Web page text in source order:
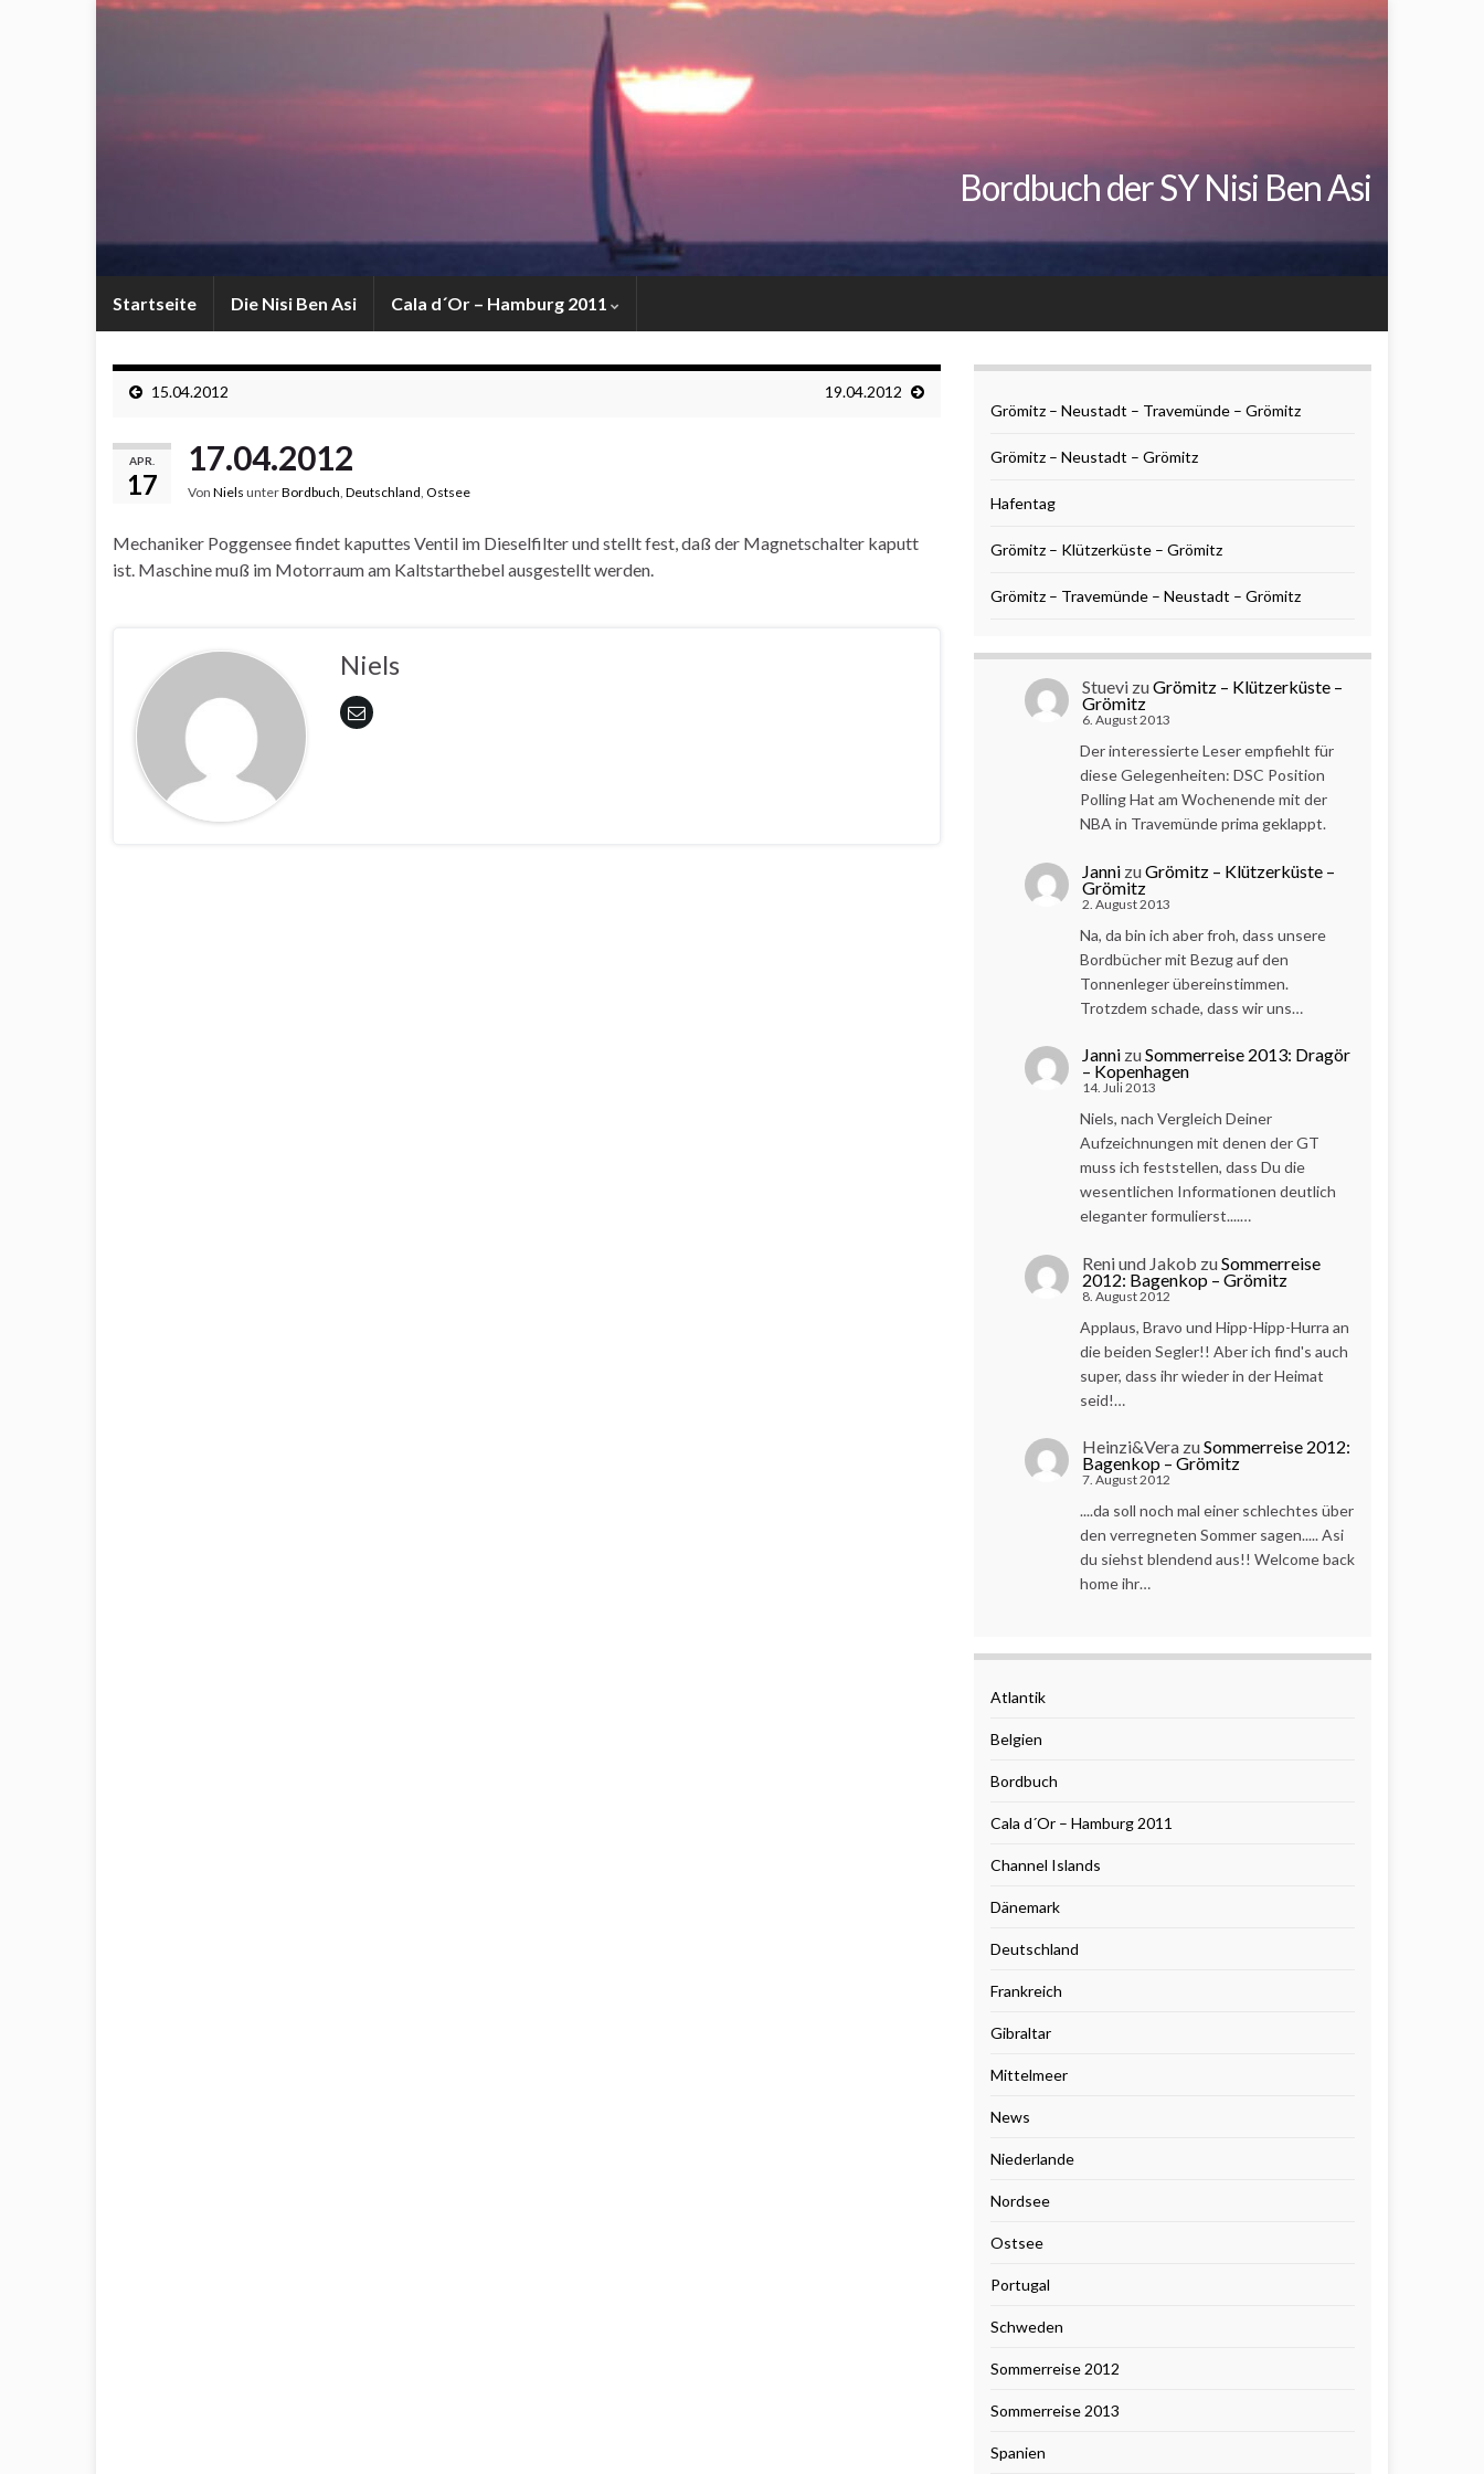
Bordbuch der SY Nisi Ben Asi
Startseite Die Nisi Ben Asi Cala d´Or – Hamburg 2011
15.04.2012 19.04.2012
APR.
17
17.04.2012
Von Niels unterBordbuch, Deutschland, Ostsee
Mechaniker Poggensee findet kaputtes Ventil im Dieselfilter und stellt fest, daß der Magnetschalter kaputt
ist. Maschine muß im Motorraum am Kaltstarthebel ausgestellt werden.
Niels
Grömitz – Neustadt – Travemünde – Grömitz
Grömitz – Neustadt – Grömitz
Hafentag
Grömitz – Klützerküste – Grömitz
Grömitz – Travemünde – Neustadt – Grömitz
Stuevi zuGrömitz – Klützerküste –
Grömitz
6. August 2013
Der interessierte Leser empfiehlt für
diese Gelegenheiten: DSC Position
Polling Hat am Wochenende mit der
NBA in Travemünde prima geklappt.
Janni zuGrömitz – Klützerküste –
Grömitz
2. August 2013
Na, da bin ich aber froh, dass unsere
Bordbücher mit Bezug auf den
Tonnenleger übereinstimmen.
Trotzdem schade, dass wir uns…
Janni zuSommerreise 2013: Dragör
– Kopenhagen
14. Juli 2013
Niels, nach Vergleich Deiner
Aufzeichnungen mit denen der GT
muss ich feststellen, dass Du die
wesentlichen Informationen deutlich
eleganter formulierst....…
Reni und Jakob zuSommerreise
2012: Bagenkop – Grömitz
8. August 2012
Applaus, Bravo und Hipp-Hipp-Hurra an
die beiden Segler!! Aber ich find's auch
super, dass ihr wieder in der Heimat
seid!…
Heinzi&Vera zuSommerreise 2012:
Bagenkop – Grömitz
7. August 2012
....da soll noch mal einer schlechtes über
den verregneten Sommer sagen..... Asi
du siehst blendend aus!! Welcome back
home ihr…
Atlantik
Belgien
Bordbuch
Cala d´Or – Hamburg 2011
Channel Islands
Dänemark
Deutschland
Frankreich
Gibraltar
Mittelmeer
News
Niederlande
Nordsee
Ostsee
Portugal
Schweden
Sommerreise 2012
Sommerreise 2013
Spanien